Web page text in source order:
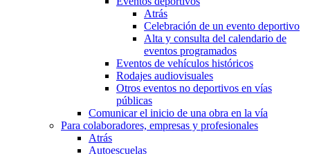
Atrás
Celebración de un evento deportivo
Alta y consulta del calendario de
eventos programados
Eventos de vehículos históricos
Rodajes audiovisuales
Otros eventos no deportivos en vías
públicas
Comunicar el inicio de una obra en la vía
Para colaboradores, empresas y profesionales
Atrás
Autoescuelas